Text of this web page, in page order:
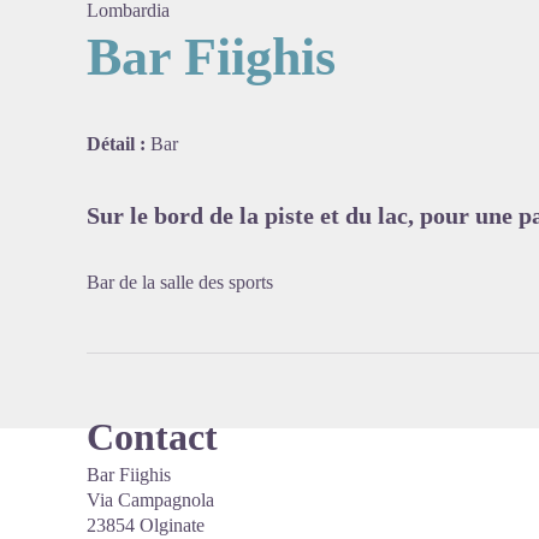
Lombardia
Bar Fiighis
Détail : Bar
Sur le bord de la piste et du lac, pour une
Bar de la salle des sports
Contact
Bar Fiighis
Via Campagnola
23854 Olginate